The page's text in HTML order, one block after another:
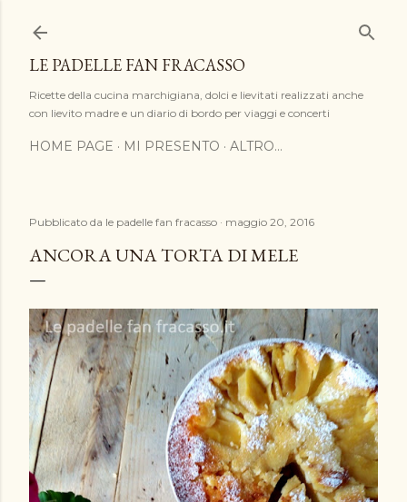
LE PADELLE FAN FRACASSO
Ricette della cucina marchigiana, dolci e lievitati realizzati anche
con lievito madre e un diario di bordo per viaggi e concerti
HOME PAGE MI PRESENTO ALTRO…
Pubblicato da le padelle fan fracasso maggio 20, 2016
ANCORA UNA TORTA DI MELE